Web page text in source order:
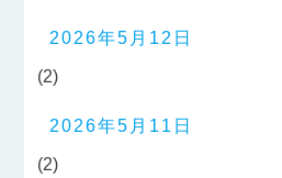
2026年5月12日
(2)
2026年5月11日
(2)